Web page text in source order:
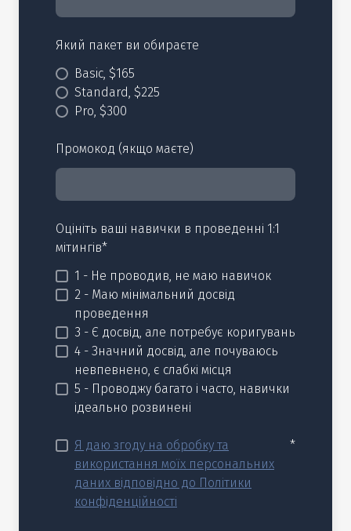
Який пакет ви обираєте
Basic, $165
Standard, $225
Pro, $300
Промокод (якщо маєте)
Оцініть ваші навички в проведенні 1:1
мітингів*
1 - Не проводив, не маю навичок
2 - Маю мінімальний досвід
проведення
3 - Є досвід, але потребує коригувань
4 - Значний досвід, але почуваюсь
невпевнено, є слабкі місця
5 - Проводжу багато і часто, навички
ідеально розвинені
Я даю згоду на обробку та
використання моїх персональних
даних відповідно до Політики
конфіденційності
*